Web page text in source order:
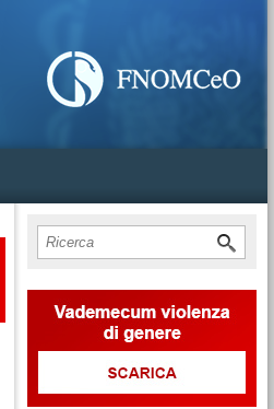
Form di ricerca
Cerca